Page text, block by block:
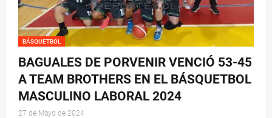
BÁSQUETBOL
BAGUALES DE PORVENIR VENCIÓ 53-45
A TEAM BROTHERS EN EL BÁSQUETBOL
MASCULINO LABORAL 2024
27 de Mayo de 2024